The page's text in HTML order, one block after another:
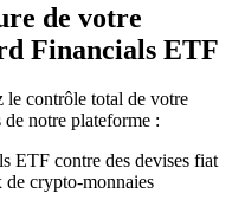
de votre
Financials ETF
contrôle total de votre
notre plateforme :
ETF contre des devises fiat
crypto-monnaies